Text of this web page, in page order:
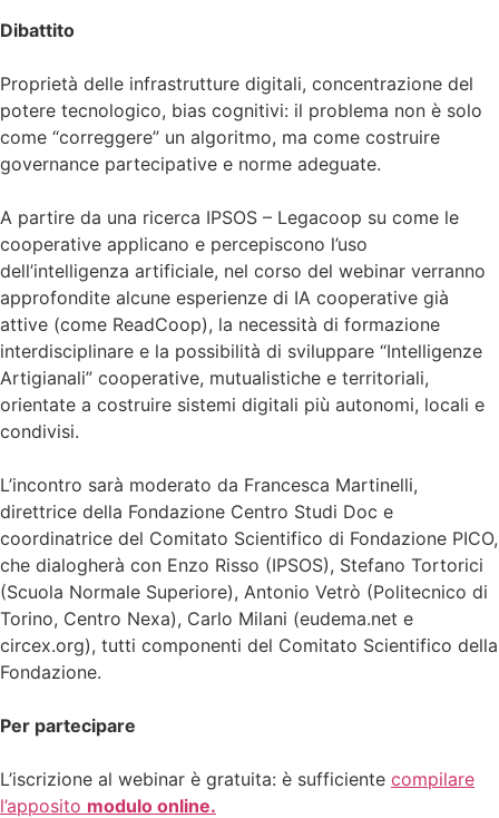
Dibattito
Proprietà delle infrastrutture digitali, concentrazione del
potere tecnologico, bias cognitivi: il problema non è solo
come “correggere” un algoritmo, ma come costruire
governance partecipative e norme adeguate.
A partire da una ricerca IPSOS – Legacoop su come le
cooperative applicano e percepiscono l’uso
dell’intelligenza artificiale, nel corso del webinar verranno
approfondite alcune esperienze di IA cooperative già
attive (come ReadCoop), la necessità di formazione
interdisciplinare e la possibilità di sviluppare “Intelligenze
Artigianali” cooperative, mutualistiche e territoriali,
orientate a costruire sistemi digitali più autonomi, locali e
condivisi.
L’incontro sarà moderato da Francesca Martinelli,
direttrice della Fondazione Centro Studi Doc e
coordinatrice del Comitato Scientifico di Fondazione PICO,
che dialogherà con Enzo Risso (IPSOS), Stefano Tortorici
(Scuola Normale Superiore), Antonio Vetrò (Politecnico di
Torino, Centro Nexa), Carlo Milani (eudema.net e
circex.org), tutti componenti del Comitato Scientifico della
Fondazione.
Per partecipare
L’iscrizione al webinar è gratuita: è sufficiente compilare
l’apposito modulo online.